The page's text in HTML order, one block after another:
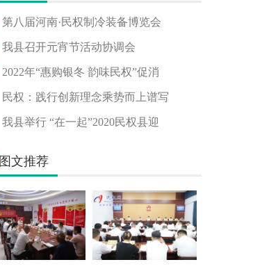
第八届河南·民权制冷装备博览会
我县召开元宵节活动协调会
2022年“惠购银冬 韵味民权”促消
民权：践行创新理念乘势而上谱写
我县举行 “在一起”2020民权县迎
图文推荐